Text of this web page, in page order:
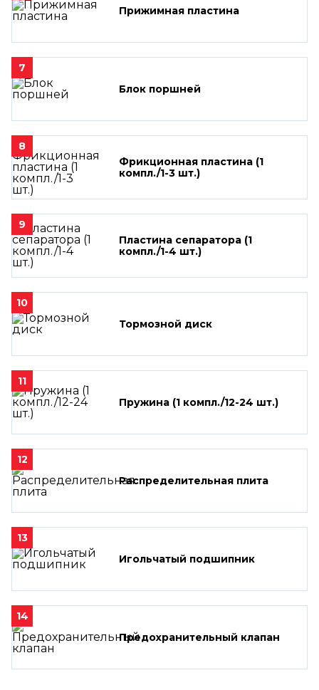
Прижимная пластина
7
Блок поршней
8
Фрикционная пластина (1
компл./1-3 шт.)
9
Пластина сепаратора (1
компл./1-4 шт.)
10
Тормозной диск
11
Пружина (1 компл./12-24 шт.)
12
Распределительная плита
13
Игольчатый подшипник
14
Предохранительный клапан